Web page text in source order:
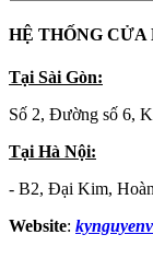
HỆ THỐNG CỬA
Tại Sài Gòn:
Số 2, Đường số 6,
Tại Hà Nội:
- B2, Đại Kim,
Website: